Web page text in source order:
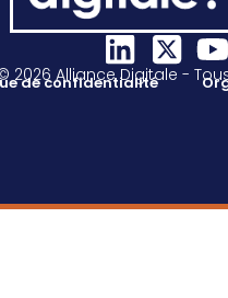
2026 Alliance Digitale -
de confidentialité